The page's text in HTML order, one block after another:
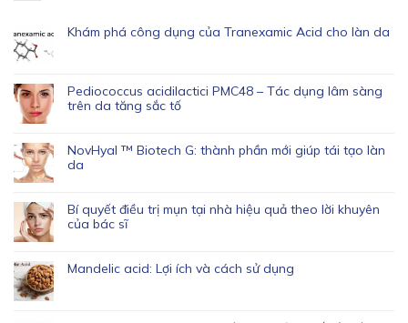
Khám phá công dụng của Tranexamic Acid cho làn da
Pediococcus acidilactici PMC48 – Tác dụng lâm sàng
trên da tăng sắc tố
NovHyal ™ Biotech G: thành phần mới giúp tái tạo làn
da
Bí quyết điều trị mụn tại nhà hiệu quả theo lời khuyên
của bác sĩ
Mandelic acid: Lợi ích và cách sử dụng